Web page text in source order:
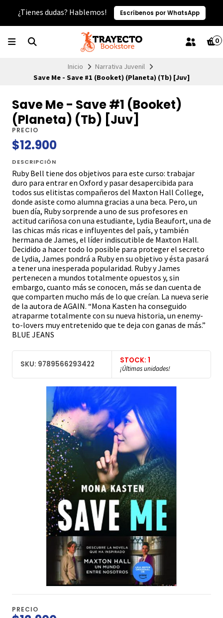
¿Tienes dudas? Hablemos! Escríbenos por WhatsApp
0
Inicio
Narrativa Juvenil
Save Me - Save #1 (Booket) (Planeta) (Tb) [Juv]
Save Me - Save #1 (Booket)
(Planeta) (Tb) [Juv]
PRECIO
$12.900
DESCRIPCIÓN
Ruby Bell tiene dos objetivos para este curso: trabajar
duro para entrar en Oxford y pasar desapercibida para
todos sus elitistas compañeros del Maxton Hall College,
donde asiste como alumna gracias a una beca. Pero, un
buen día, Ruby sorprende a uno de sus profesores en
actitud cariñosa con una estudiante, Lydia Beaufort, una de
las chicas más ricas e influyentes del país, y también
hermana de James, el líder indiscutible de Maxton Hall.
Decidido a hacer todo lo posible para proteger el secreto
de Lydia, James pondrá a Ruby en su objetivo y ésta pasará
a tener una inesperada popularidad. Ruby y James
pertenecen a mundos totalmente opuestos y, sin
embargo, cuanto más se conocen, más se dan cuenta de
que comparten mucho más de lo que creían. La nueva serie
de la autora de AGAIN. “Mona Kasten ha conseguido
atraparme totalmente con su nueva historia, un enemy-
to-lovers muy entretenido que te deja con ganas de más.”
BLUE JEANS
SKU: 9789566293422 STOCK: 1
¡Últimas unidades!
PRECIO